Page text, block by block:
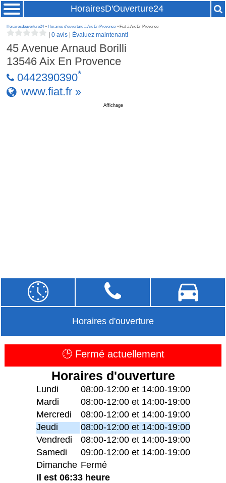
HorairesD'Ouverture24
Horairesdouverture24» Horaires d'ouverture à Aix En Provence » Fiat à Aix En Provence
|0 avis Évaluez maintenant!
45 Avenue Arnaud Borilli
13546Aix En Provence
0442390390*
www.fiat.fr »
Affichage
Horaires d'ouverture
🕒 Fermé actuellement
Horaires d'ouverture
Lundi
08:00-12:00 et 14:00-19:00
Mardi
08:00-12:00 et 14:00-19:00
Mercredi
08:00-12:00 et 14:00-19:00
Jeudi
08:00-12:00 et 14:00-19:00
Vendredi
08:00-12:00 et 14:00-19:00
Samedi
09:00-12:00 et 14:00-19:00
Dimanche Fermé
Il est 06:33 heure